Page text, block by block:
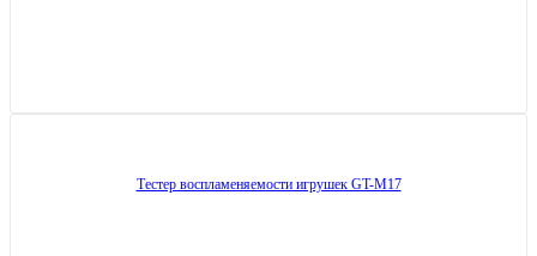
Тестер воспламеняемости игрушек GT-M17